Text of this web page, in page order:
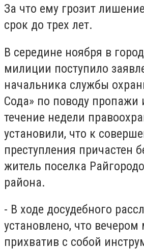
За что ему грозит
срок до трех лет.
В середине ноября в
милиции поступило
начальника службы
Сода» по поводу пропажи
течение недели
установили, что к
преступления причастен
житель поселка
района.
- В ходе досудебного
установлено, что
прихватив с собой